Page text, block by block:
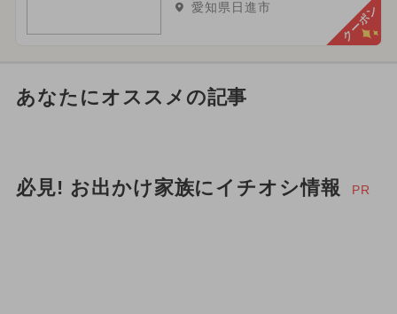
愛知県日進市 クーポン
あなたにオススメの記事
必見! お出かけ家族にイチオシ情報 PR